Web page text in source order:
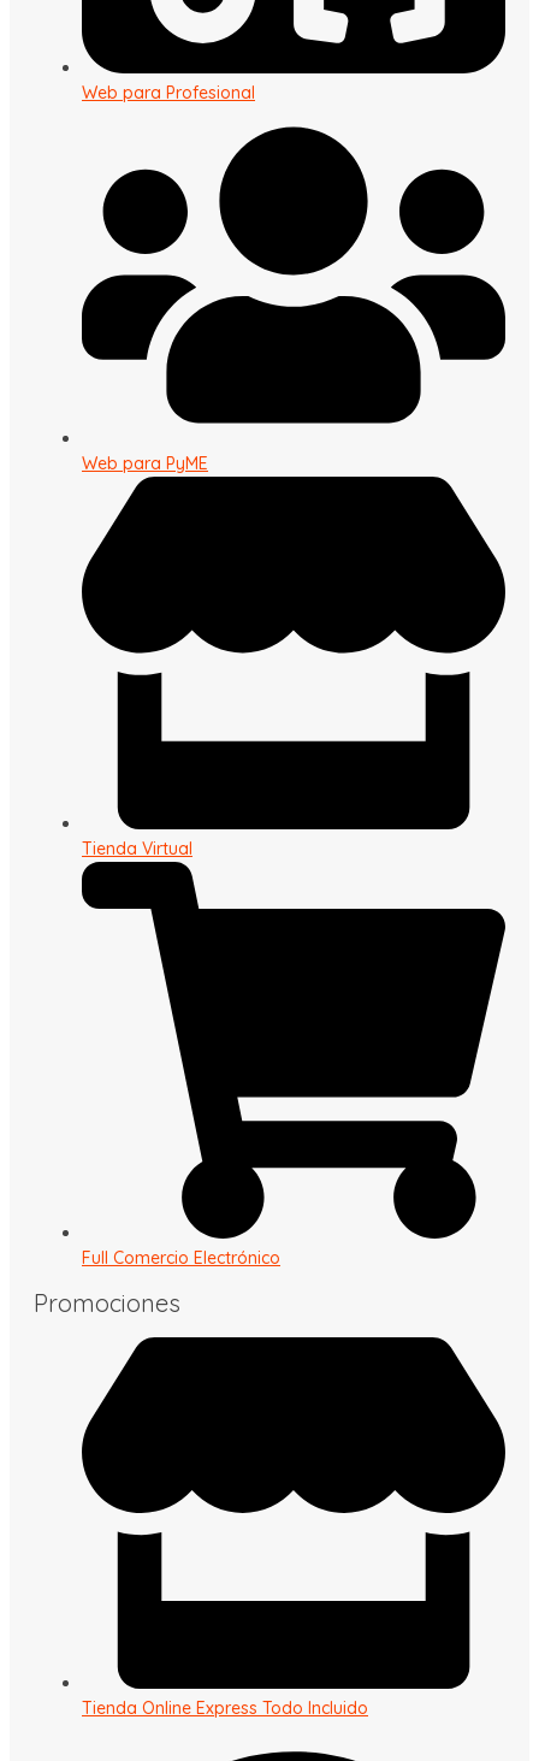
Web para Profesional
Web para PyME
Tienda Virtual
Full Comercio Electrónico
Promociones
Tienda Online Express Todo Incluido